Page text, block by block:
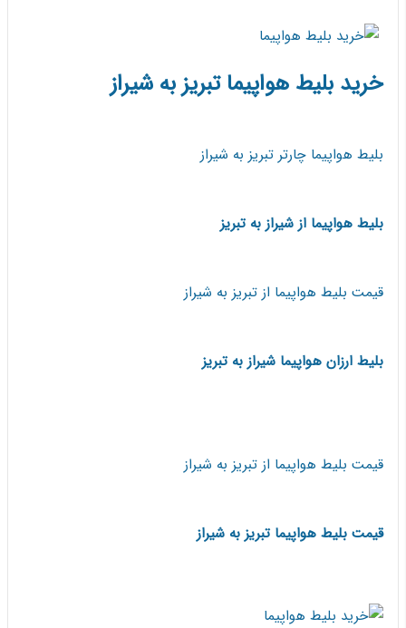
خرید بلیط هواپیما تبریز به شیراز
بلیط هواپیما چارتر تبریز به شیراز
بلیط هواپیما از شیراز به تبریز
قیمت بلیط هواپیما از تبریز به شیراز
بلیط ارزان هواپیما شیراز به تبریز
قیمت بلیط هواپیما از تبریز به شیراز
قیمت بلیط هواپیما تبریز به شیراز